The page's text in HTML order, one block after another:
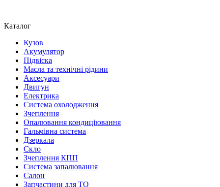
Каталог
Кузов
Акумулятор
Підвіска
Масла та технічні рідини
Аксесуари
Двигун
Електрика
Система охолодження
Зчеплення
Опалювання кондиціювання
Гальмівна система
Дзеркала
Скло
Зчеплення КПП
Система запалювання
Салон
Запчастини для ТО